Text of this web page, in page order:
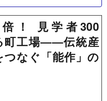
倍！ 見学者300
町工場――伝統産
なぐ「能作」の